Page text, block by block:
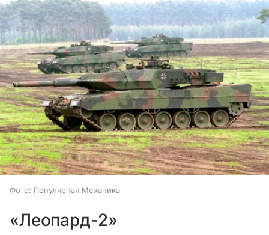
Фото: Популярная Механика
«Леопард-2»